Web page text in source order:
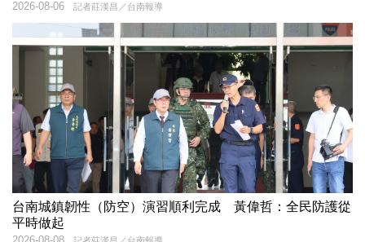
記者莊漢昌／台南報導
2026-08-06
台南城鎮韌性（防空）演習順利完成 黃偉哲：全民防護從
平時做起